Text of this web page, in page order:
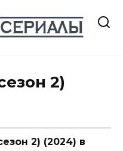
2)
2) (2024) в